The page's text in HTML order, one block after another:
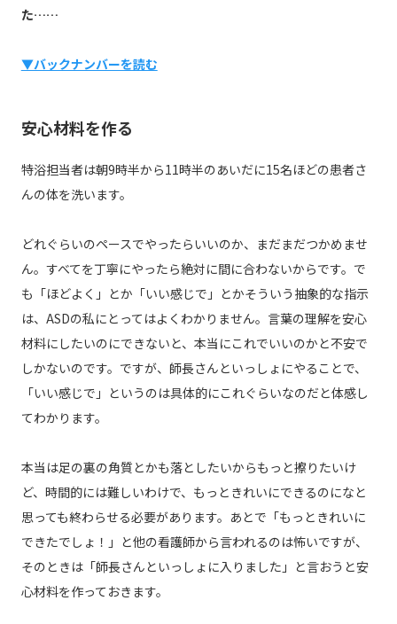
た……
▼バックナンバーを読む
安心材料を作る
特浴担当者は朝9時半から11時半のあいだに15名ほどの患者さ
んの体を洗います。
どれぐらいのペースでやったらいいのか、まだまだつかめませ
ん。すべてを丁寧にやったら絶対に間に合わないからです。で
も「ほどよく」とか「いい感じで」とかそういう抽象的な指示
は、ASDの私にとってはよくわかりません。言葉の理解を安心
材料にしたいのにできないと、本当にこれでいいのかと不安で
しかないのです。ですが、師長さんといっしょにやることで、
「いい感じで」というのは具体的にこれぐらいなのだと体感し
てわかります。
本当は足の裏の角質とかも落としたいからもっと擦りたいけ
ど、時間的には難しいわけで、もっときれいにできるのになと
思っても終わらせる必要があります。あとで「もっときれいに
できたでしょ！」と他の看護師から言われるのは怖いですが、
そのときは「師長さんといっしょに入りました」と言おうと安
心材料を作っておきます。